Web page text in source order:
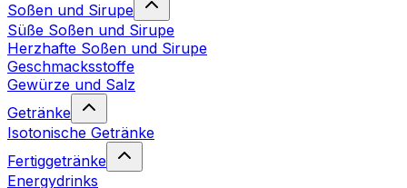
Soßen und Sirupe
Süße Soßen und Sirupe
Herzhafte Soßen und Sirupe
Geschmacksstoffe
Gewürze und Salz
Getränke
Isotonische Getränke
Fertiggetränke
Energydrinks